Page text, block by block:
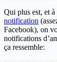
Qui plus est, et
notification
Facebook), on
notifications
ça ressemble: